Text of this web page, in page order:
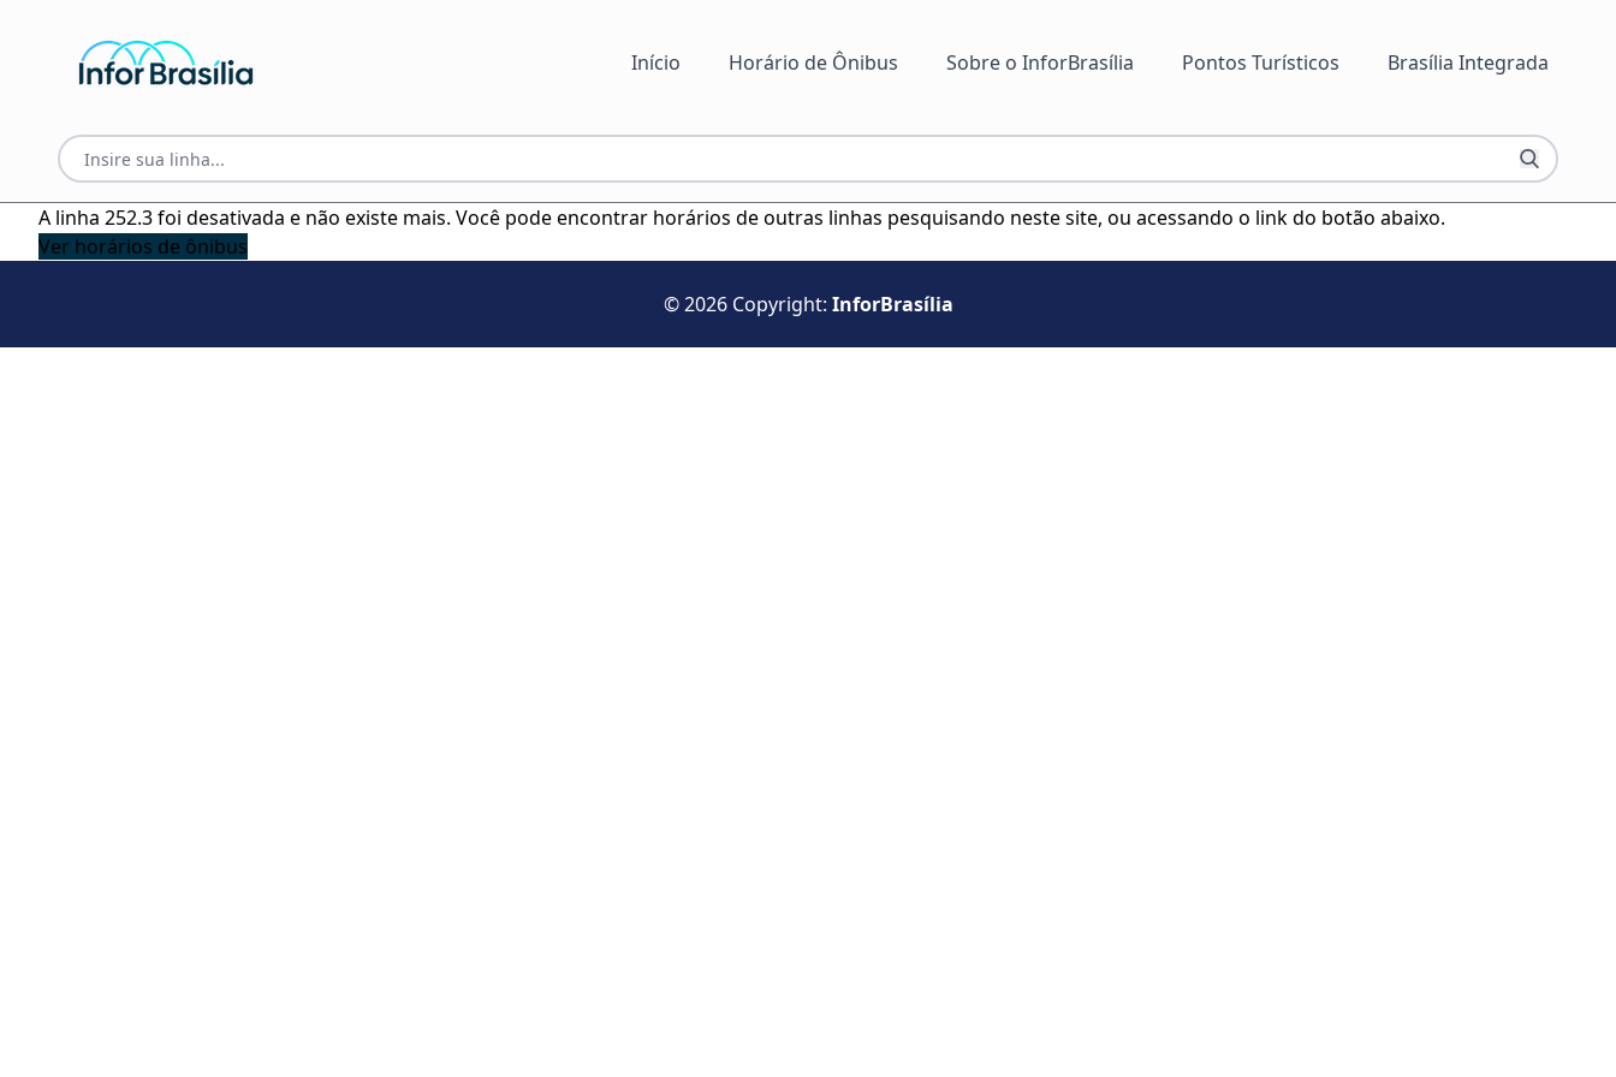
Início Horário de Ônibus Sobre o InforBrasília Pontos Turísticos Brasília Integrada
A linha 252.3 foi desativada e não existe mais. Você pode encontrar horários de outras linhas pesquisando neste site, ou acessando o link do botão abaixo.
Ver horários de ônibus
© 2026 Copyright: InforBrasília